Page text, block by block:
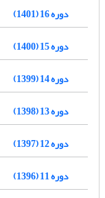
دوره 16 (1401)
دوره 15 (1400)
دوره 14 (1399)
دوره 13 (1398)
دوره 12 (1397)
دوره 11 (1396)